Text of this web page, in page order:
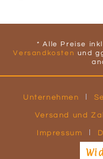
* Alle Preise
Versandkosten und
Unternehmen
Versand und
Impressum